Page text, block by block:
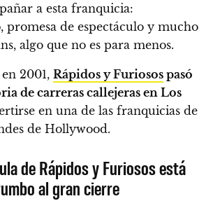
a esta franquicia:
promesa de espectáculo y mucho
algo que no es para menos.
2001, Rápidos y Furiosos pasó
de carreras callejeras en Los
en una de las franquicias de
de Hollywood.
de Rápidos y Furiosos está
al gran cierre